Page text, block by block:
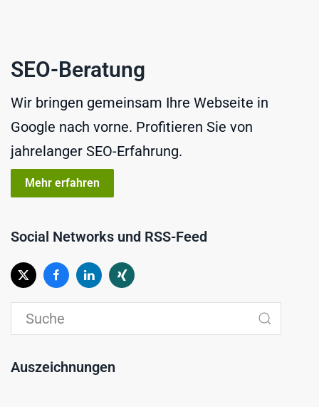
SEO-Beratung
Wir bringen gemeinsam Ihre Webseite in
Google nach vorne. Profitieren Sie von
jahrelanger SEO-Erfahrung.
Mehr erfahren
Social Networks und RSS-Feed
Auszeichnungen